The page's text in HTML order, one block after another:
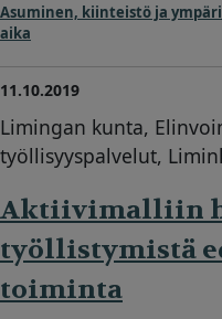
Asuminen, kiinteistö ja
aika
11.10.2019
Limingan kunta,
työllisyyspalvelut,
Aktiivimalliin
työllistymistä
toiminta